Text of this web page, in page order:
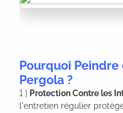
Pourquoi
Pergola ?
1 | Protection Contre les
l'entretien régulier